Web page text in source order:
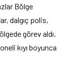
Bölge
dalgıç polis,
görev aldı.
kıyı boyunca